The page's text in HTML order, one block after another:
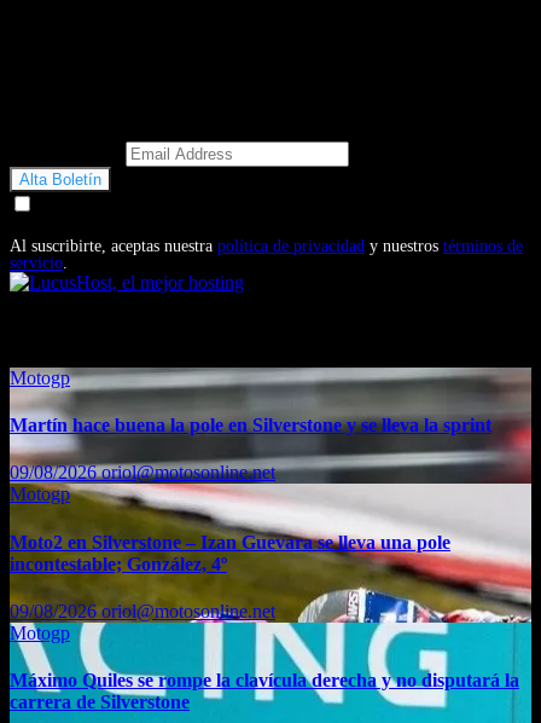
Al suscribirte, aceptas nuestra política de privacidad y nuestros términos de
servicio.
Motogp
Martín hace buena la pole en Silverstone y se lleva la sprint
09/08/2026oriol@motosonline.net
Motogp
Moto2 en Silverstone – Izan Guevara se lleva una pole
incontestable; González, 4º
09/08/2026 oriol@motosonline.net
Motogp
Máximo Quiles se rompe la clavícula derecha y no disputará la
carrera de Silverstone